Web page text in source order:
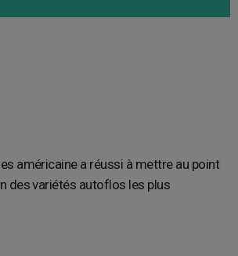
américaine a réussi à mettre au point
des variétés autoflos les plus